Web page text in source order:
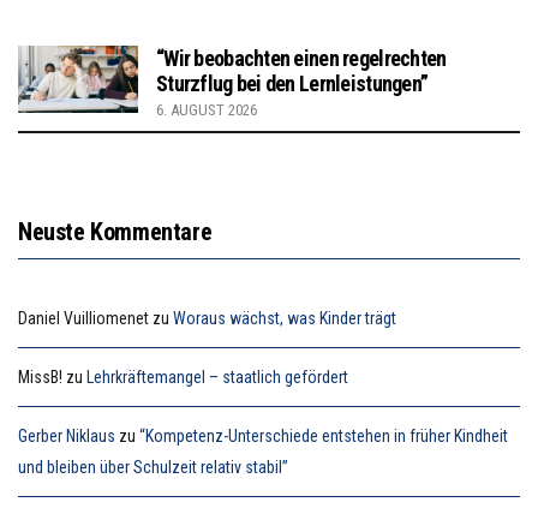
“Wir beobachten einen regelrechten
Sturzflug bei den Lernleistungen”
6. AUGUST 2026
Neuste Kommentare
Daniel Vuilliomenet zu Woraus wächst, was Kinder trägt
MissB! zu Lehrkräftemangel – staatlich gefördert
Gerber Niklaus zu “Kompetenz-Unterschiede entstehen in früher Kindheit
und bleiben über Schulzeit relativ stabil”